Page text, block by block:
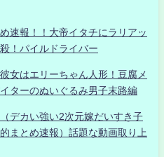
速報！！大帝イタチにラリアッ
！パイルドライバー
女はエリーちゃん人形！豆腐メ
ターのぬいぐるみ男子末路編
デカい強い2次元嫁だいすき子
まとめ速報）話題な動画取り上